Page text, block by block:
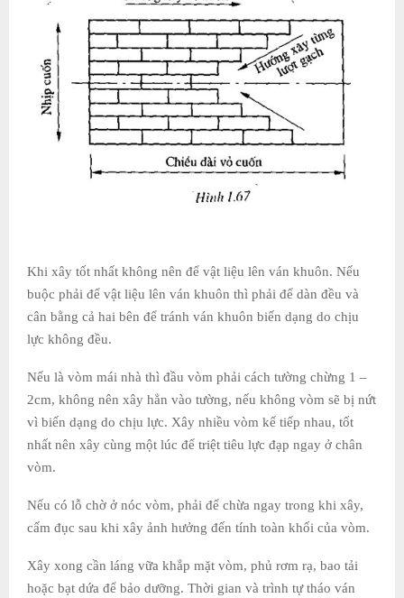
Khi xây tốt nhất không nên để vật liệu lên ván khuôn. Nếu
buộc phải để vật liệu lên ván khuôn thì phải để dàn đều và
cân bằng cả hai bên để tránh ván khuôn biến dạng do chịu
lực không đều.
Nếu là vòm mái nhà thì đầu vòm phải cách tường chừng 1 –
2cm, không nên xây hẳn vào tường, nếu không vòm sẽ bị nứt
vì biến dạng do chịu lực. Xây nhiều vòm kế tiếp nhau, tốt
nhất nên xây cùng một lúc để triệt tiêu lực đạp ngay ở chân
vòm.
Nếu có lỗ chờ ở nóc vòm, phải để chừa ngay trong khi xây,
cấm đục sau khi xây ảnh hưởng đến tính toàn khối của vòm.
Xây xong cần láng vữa khắp mặt vòm, phủ rơm rạ, bao tải
hoặc bạt dứa để bảo dưỡng. Thời gian và trình tự tháo ván